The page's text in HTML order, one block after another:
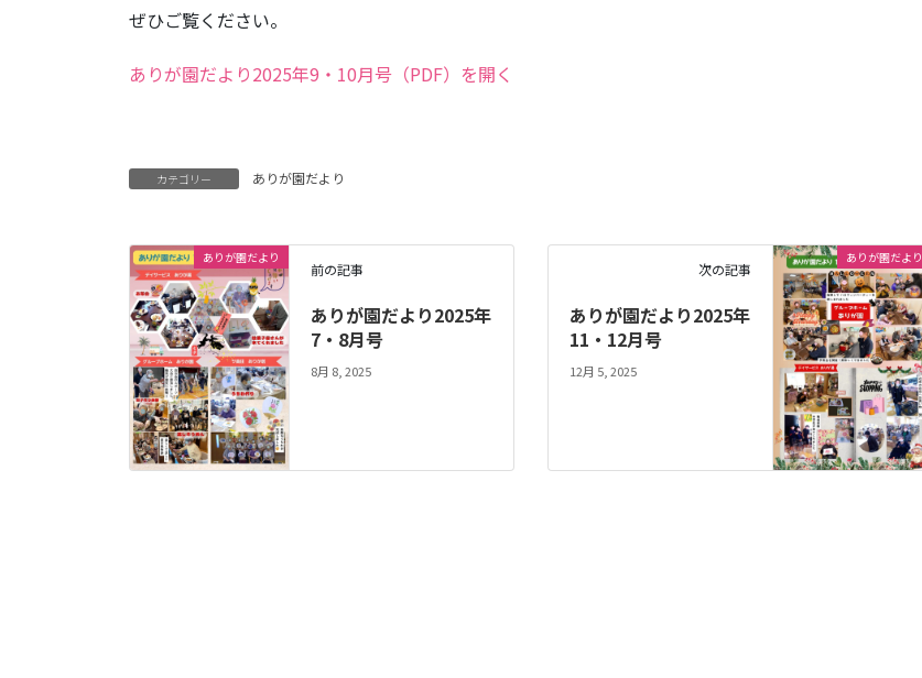
ぜひご覧ください。
ありが園だより2025年9・10月号（PDF）を開く
カテゴリー ありが園だより
ありが園だより
前の記事
ありが園だより2025年
7・8月号
8月 8, 2025
ありが園だより
次の記事
ありが園だより2025年
11・12月号
12月 5, 2025